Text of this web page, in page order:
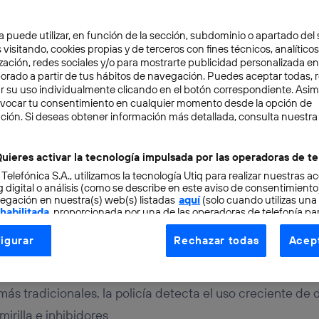
3 min
comienzan a usar
para robar
tradicionales, la policía detecta el uso creciente de
e inhibidores
puede utilizar, en función de la sección, subdominio o apartado del
visitando, cookies propias y de terceros con fines técnicos,
redes sociales y/o para mostrarte publicidad personalizada
a partir de tus hábitos de navegación. Puedes aceptar todas,
su uso individualmente clicando en el botón correspondiente.
tu consentimiento en cualquier momento desde la opción de
Si deseas obtener información más detallada, consulta nuestra
activar la tecnología impulsada por las operadoras de
S.A., utilizamos la tecnología Utiq para realizar nuestras
digital o análisis (como se describe en este aviso de
en nuestra(s) web(s) listadas aquí(solo cuando utilizas una
, proporcionada por una de las operadoras de telefonía
consentimiento en cada página web).
Utiq está diseñada con la privacidad como prioridad
tu dirección IP y otra información de la cuenta de cliente de
a la conexión que utilizas (p. ej., número de teléfono móvil).
Rechazar todas